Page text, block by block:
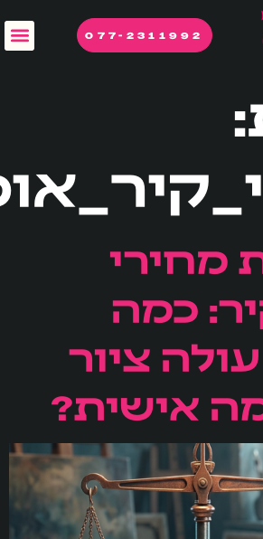
077-2311992
מחירי
כמה
ציור
אישית?